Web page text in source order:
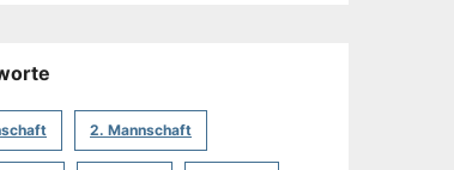
2. Mannschaft